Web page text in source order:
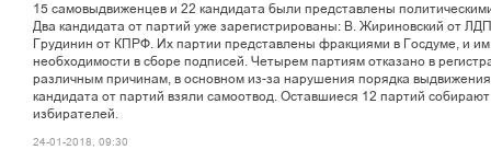
15 ñàìîâûäâèæåíöåâ è 22 êàíäèäàòà áûëè ïðåäñòàâëåíû
Äâà êàíäèäàòà îò ïàðòèé óæå çàðåãèñòðèðîâàíû: Â. Æèðèíîâñêèé îò
Ãðóäèíèí îò ÊÏÐÔ. Èõ ïàðòèè ïðåäñòàâëåíû ôðàêöèÿìè â Ãîñäóìå, è
íåîáõîäèìîñòè â ñáîðå ïîäïèñåé. ×åòûðåì ïàðòèÿì îòêàçàíî â
ðàçëè÷íûì ïðè÷èíàì, â îñíîâíîì èç-çà íàðóøåíèÿ ïîðÿäêà
êàíäèäàòà îò ïàðòèé âçÿëè ñàìîîòâîä. Îñòàâøèåñÿ 12 ïàðòèé
èçáèðàòåëåé.
24-01-2018, 09:30